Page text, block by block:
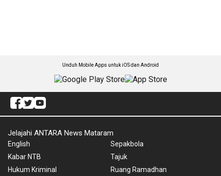
Unduh Mobile Apps untuk iOS dan Android
Jelajahi ANTARA News Mataram
English
Kabar NTB
Hukum Kriminal
Sepakbola
Tajuk
Ruang Ramadhan